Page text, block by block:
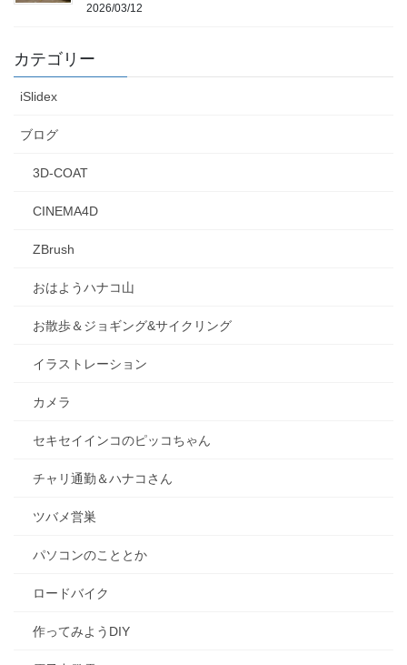
2026/03/12
カテゴリー
iSlidex
ブログ
3D-COAT
CINEMA4D
ZBrush
おはようハナコ山
お散歩＆ジョギング&サイクリング
イラストレーション
カメラ
セキセイインコのピッコちゃん
チャリ通勤＆ハナコさん
ツバメ営巣
パソコンのこととか
ロードバイク
作ってみようDIY